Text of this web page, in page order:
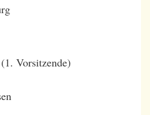
Vorsitzende)